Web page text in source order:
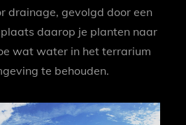
drainage, gevolgd door een
daarop je planten naar
wat water in het terrarium
te behouden.